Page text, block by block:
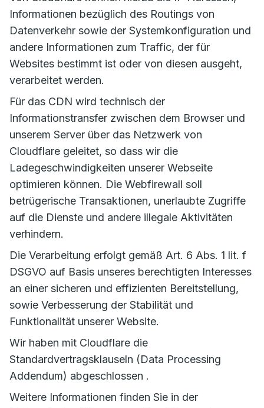
Informationen bezüglich des Routings von
Datenverkehr sowie der Systemkonfiguration und
andere Informationen zum Traffic, der für
Websites bestimmt ist oder von diesen ausgeht,
verarbeitet werden.
Für das CDN wird technisch der
Informationstransfer zwischen dem Browser und
unserem Server über das Netzwerk von
Cloudflare geleitet, so dass wir die
Ladegeschwindigkeiten unserer Webseite
optimieren können. Die Webfirewall soll
betrügerische Transaktionen, unerlaubte Zugriffe
auf die Dienste und andere illegale Aktivitäten
verhindern.
Die Verarbeitung erfolgt gemäß Art. 6 Abs. 1 lit. f
DSGVO auf Basis unseres berechtigten Interesses
an einer sicheren und effizienten Bereitstellung,
sowie Verbesserung der Stabilität und
Funktionalität unserer Website.
Wir haben mit Cloudflare die
Standardvertragsklauseln (Data Processing
Addendum) abgeschlossen .
Weitere Informationen finden Sie in der